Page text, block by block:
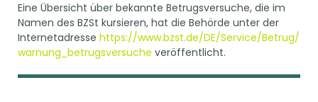
Eine Übersicht über bekannte Betrugsversuche, die im
Namen des BZSt kursieren, hat die Behörde unter der
Internetadresse https://www.bzst.de/DE/Service/Betrug/
warnung_betrugsversuche veröffentlicht.